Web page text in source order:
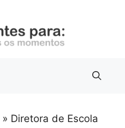
» Diretora de Escola